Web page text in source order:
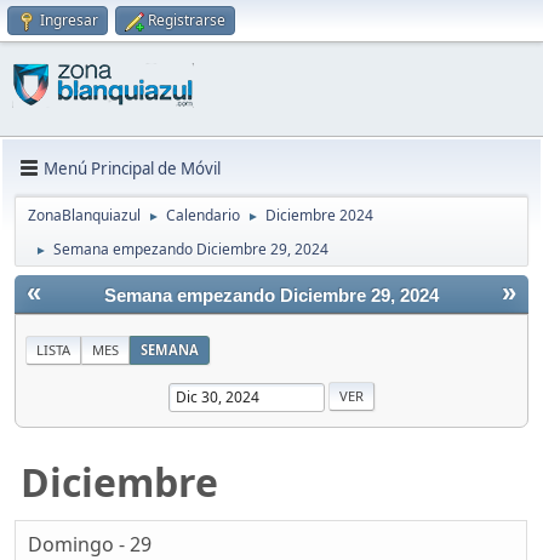
Ingresar Registrarse
Menú Principal de Móvil
ZonaBlanquiazul ► Calendario ► Diciembre 2024
► Semana empezando Diciembre 29, 2024
« »
Semana empezando Diciembre 29, 2024
LISTA MES SEMANA
Diciembre
Domingo - 29